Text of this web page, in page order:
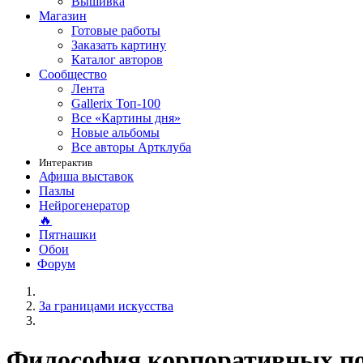
Магазин
Готовые работы
Заказать картину
Каталог авторов
Сообщество
Лента
Gallerix Топ-100
Все «Картины дня»
Новые альбомы
Все авторы Артклуба
Интерактив
Афиша выставок
Пазлы
Нейрогенератор
🔥
Пятнашки
Обои
Форум
За границами искусства